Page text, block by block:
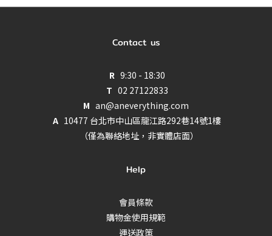
Contact us
R 9:30 - 18:30
T 02 27122833
M an@aneverything.com
A 10477 台北市中山區龍江路292巷14號1樓
（僅為聯絡地址，非實體店面）
Help
會員條款
購物金使用規範
運送政策